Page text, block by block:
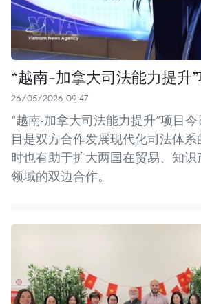
“越南-加拿大司法能力提升
26/05/2026 09:47
“越南-加拿大司法能力提升”项目
目是双方合作发展现代化司法体
时也有助于扩大两国在贸易、知
领域的双边合作。